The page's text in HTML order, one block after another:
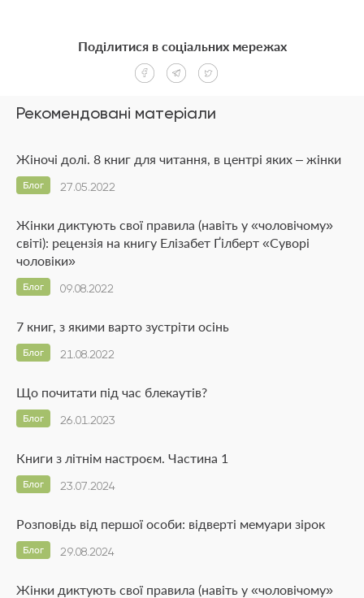
Рекомендовані матеріали
Жіночі долі. 8 книг для читання, в центрі яких – жінки
27.05.2022
Блог
Жінки диктують свої правила (навіть у «чоловічому»
світі): рецензія на книгу Елізабет Ґілберт «Суворі
чоловіки»
09.08.2022
Блог
7 книг, з якими варто зустріти осінь
21.08.2022
Блог
Що почитати під час блекаутів?
26.01.2023
Блог
Книги з літнім настроєм. Частина 1
23.07.2024
Блог
Розповідь від першої особи: відверті мемуари зірок
29.08.2024
Блог
Жінки диктують свої правила (навіть у «чоловічому»
Поділитися в соціальних мережах